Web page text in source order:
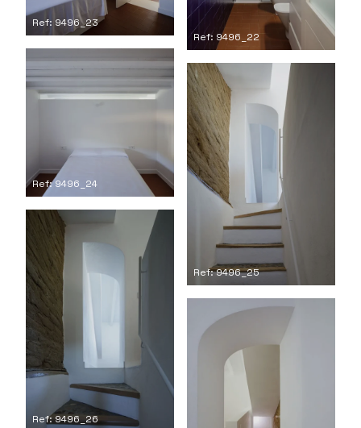
Ref: 9496_22
Ref: 9496_23
Ref: 9496_24
Ref: 9496_25
Ref: 9496_26